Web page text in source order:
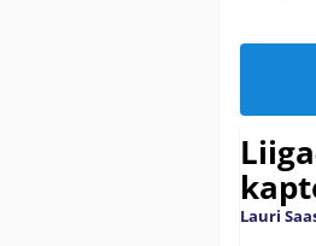
Lauri